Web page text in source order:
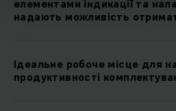
елементами індикації та
надають можливість
Ідеальне робоче місце для
продуктивності